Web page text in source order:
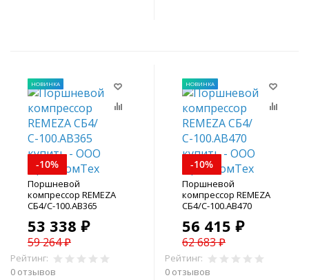
НОВИНКА
-10%
Поршневой
компрессор REMEZA
СБ4/С-100.АВ365
53 338 ₽
59 264 ₽
Рейтинг:
0 отзывов
НОВИНКА
-10%
Поршневой
компрессор REMEZA
СБ4/С-100.АВ470
56 415 ₽
62 683 ₽
Рейтинг:
0 отзывов